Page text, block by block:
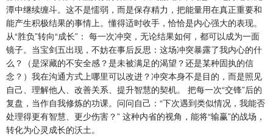
潭中继续缠斗。这不是懦弱，而是保存精力，把能量用在真正重要和
能产生积极结果的事情上。懂得适时收手，恰恰是内心强大的表现。
从“胜负”转向“成长”： 每一次冲突，无论结果如何，都可以成为一面
镜子。当宝剑五出现，不妨在事后反思：这场冲突暴露了我内心的什
么？（是深藏的不安全感？是未被满足的渴望？还是某种固执的信
念？）我在沟通方式上哪里可以改进？冲突本身不是目的，而是照见
自己、理解他人、改善关系、提升智慧的契机。 把每一次“交锋”后的
复盘，当作自我修炼的功课。问问自己：“下次遇到类似情况，我能否
处理得更有智慧、更少伤害？” 这种内省的视角，能将“输赢”的战场，
转化为心灵成长的沃土。